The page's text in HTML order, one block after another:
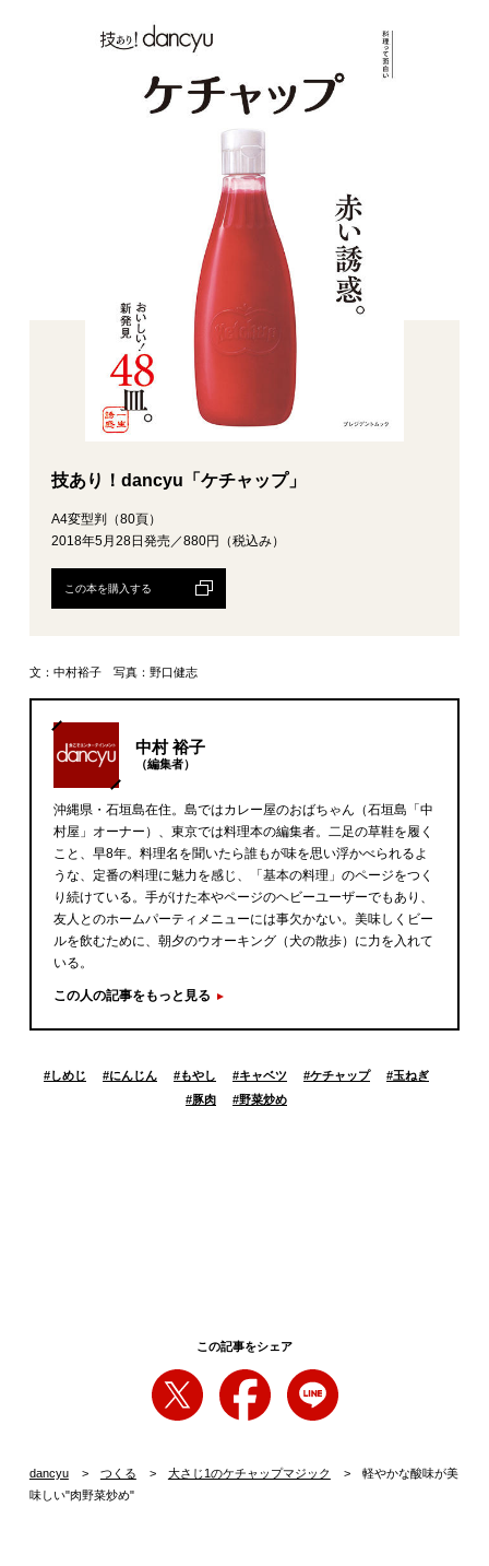
技あり！dancyu「ケチャップ」
A4変型判（80頁）
2018年5月28日発売／880円（税込み）
この本を購入する
文：中村裕子 写真：野口健志
中村 裕子
（編集者）
沖縄県・石垣島在住。島ではカレー屋のおばちゃん（石垣島「中
村屋」オーナー）、東京では料理本の編集者。二足の草鞋を履く
こと、早8年。料理名を聞いたら誰もが味を思い浮かべられるよ
うな、定番の料理に魅力を感じ、「基本の料理」のページをつく
り続けている。手がけた本やページのヘビーユーザーでもあり、
友人とのホームパーティメニューには事欠かない。美味しくビー
ルを飲むために、朝夕のウオーキング（犬の散歩）に力を入れて
いる。
この人の記事をもっと見る
#しめじ #にんじん #もやし #キャベツ #ケチャップ #玉ねぎ
#豚肉 #野菜炒め
この記事をシェア
dancyu つくる 大さじ1のケチャップマジック
軽やかな酸味が美
味しい"肉野菜炒め"